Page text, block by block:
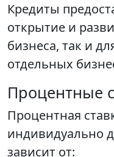
Кредиты
открытие и
бизнеса, так и
отдельных
Процентные
Процентная
индивидуально
зависит от: